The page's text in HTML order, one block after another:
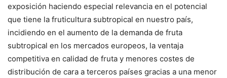
exposición haciendo especial relevancia en el potencial
que tiene la fruticultura subtropical en nuestro país,
incidiendo en el aumento de la demanda de fruta
subtropical en los mercados europeos, la ventaja
competitiva en calidad de fruta y menores costes de
distribución de cara a terceros países gracias a una menor